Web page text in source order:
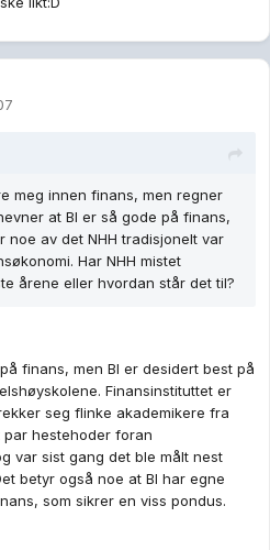
meg innen finans, men regner
at BI er så gode på finans,
noe av det NHH tradisjonelt var
Har NHH mistet
årene eller hvordan står det til?
finans, men BI er desidert best på
Finansinstituttet er
seg flinke akademikere fra
hestehoder foran
var sist gang det ble målt nest
betyr også noe at BI har egne
som sikrer en viss pondus.